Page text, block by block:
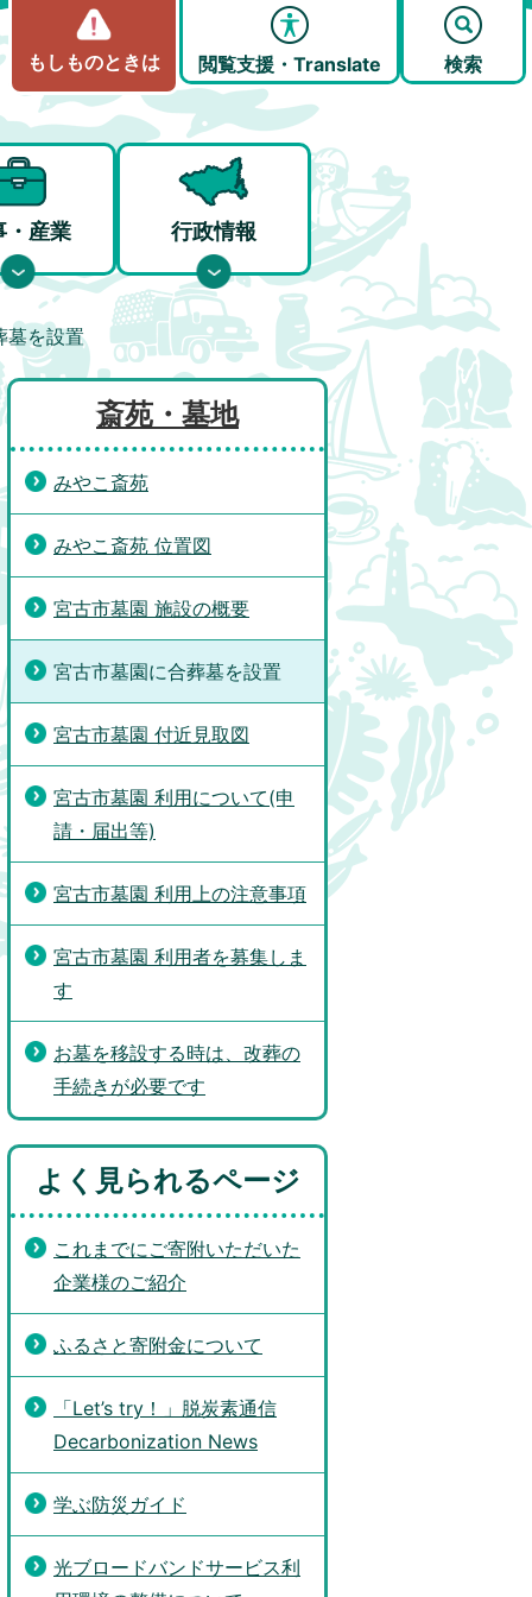
もしものときは 閲覧支援・Translate 検索
・産業 行政情報
墓を設置
斎苑・墓地
みやこ斎苑
みやこ斎苑 位置図
宮古市墓園 施設の概要
宮古市墓園に合葬墓を設置
宮古市墓園 付近見取図
宮古市墓園 利用について(申
請・届出等)
宮古市墓園 利用上の注意事項
宮古市墓園 利用者を募集しま
す
お墓を移設する時は、改葬の
手続きが必要です
よく見られるページ
これまでにご寄附いただいた
企業様のご紹介
ふるさと寄附金について
「Let’s try！」脱炭素通信
Decarbonization News
学ぶ防災ガイド
光ブロードバンドサービス利